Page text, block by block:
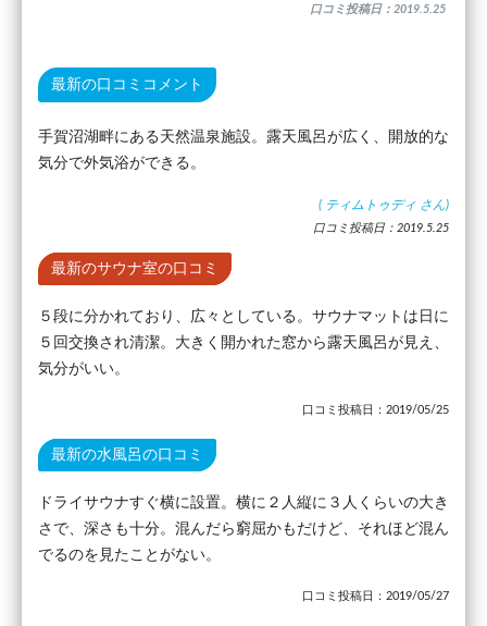
口コミ投稿日：2019.5.25
最新の口コミコメント
手賀沼湖畔にある天然温泉施設。露天風呂が広く、開放的な
気分で外気浴ができる。
( ティムトゥディ さん)
口コミ投稿日：2019.5.25
最新のサウナ室の口コミ
５段に分かれており、広々としている。サウナマットは日に
５回交換され清潔。大きく開かれた窓から露天風呂が見え、
気分がいい。
口コミ投稿日：2019/05/25
最新の水風呂の口コミ
ドライサウナすぐ横に設置。横に２人縦に３人くらいの大き
さで、深さも十分。混んだら窮屈かもだけど、それほど混ん
でるのを見たことがない。
口コミ投稿日：2019/05/27